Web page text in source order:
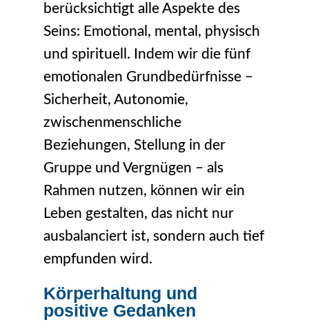
berücksichtigt alle Aspekte des
Seins: Emotional, mental, physisch
und spirituell. Indem wir die fünf
emotionalen Grundbedürfnisse –
Sicherheit, Autonomie,
zwischenmenschliche
Beziehungen, Stellung in der
Gruppe und Vergnügen – als
Rahmen nutzen, können wir ein
Leben gestalten, das nicht nur
ausbalanciert ist, sondern auch tief
empfunden wird.
Körperhaltung und
positive Gedanken